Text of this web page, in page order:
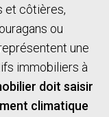
et côtières,
ou
une
immobiliers à
doit saisir
climatique